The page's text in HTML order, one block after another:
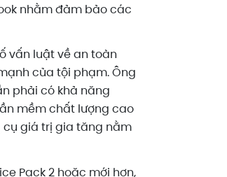
nhằm đảm bảo các
vấn luật về an toàn
của tội phạm. Ông
phải có khả năng
mềm chất lượng cao
cụ giá trị gia tăng nằm
Pack 2 hoặc mới hơn,